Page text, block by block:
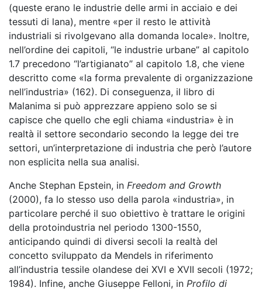
(queste erano le industrie delle armi in acciaio e dei
tessuti di lana), mentre «per il resto le attività
industriali si rivolgevano alla domanda locale». Inoltre,
nell’ordine dei capitoli, “le industrie urbane” al capitolo
1.7 precedono “l’artigianato” al capitolo 1.8, che viene
descritto come «la forma prevalente di organizzazione
nell’industria» (162). Di conseguenza, il libro di
Malanima si può apprezzare appieno solo se si
capisce che quello che egli chiama «industria» è in
realtà il settore secondario secondo la legge dei tre
settori, un’interpretazione di industria che però l’autore
non esplicita nella sua analisi.
Anche Stephan Epstein, in Freedom and Growth
(2000), fa lo stesso uso della parola «industria», in
particolare perché il suo obiettivo è trattare le origini
della protoindustria nel periodo 1300-1550,
anticipando quindi di diversi secoli la realtà del
concetto sviluppato da Mendels in riferimento
all’industria tessile olandese dei XVI e XVII secoli (1972;
1984). Infine, anche Giuseppe Felloni, in Profilo di